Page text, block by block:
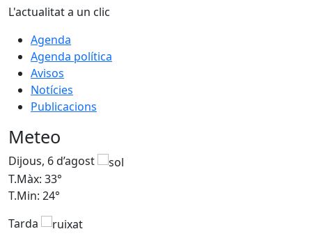
L'actualitat a un clic
Agenda
Agenda política
Avisos
Notícies
Publicacions
Meteo
Dijous, 6 d’agost
T.Màx: 33°
T.Min: 24°
Tarda